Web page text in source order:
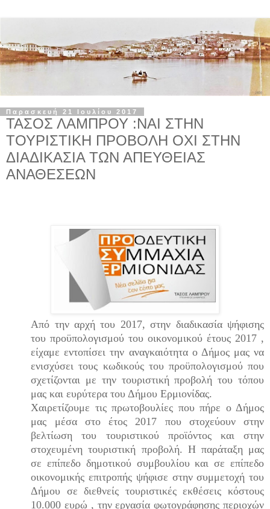
Παρασκευή 21 Ιουλίου 2017
ΤΑΣΟΣ ΛΑΜΠΡΟΥ :ΝΑΙ ΣΤΗΝ
ΤΟΥΡΙΣΤΙΚΗ ΠΡΟΒΟΛΗ ΟΧΙ ΣΤΗΝ
ΔΙΑΔΙΚΑΣΙΑ ΤΩΝ ΑΠΕΥΘΕΙΑΣ
ΑΝΑΘΕΣΕΩΝ
Από την αρχή του 2017, στην διαδικασία ψήφισης
του προϋπολογισμού του οικονομικού έτους 2017 ,
είχαμε εντοπίσει την αναγκαιότητα ο Δήμος μας να
ενισχύσει τους κωδικούς του προϋπολογισμού που
σχετίζονται με την τουριστική προβολή του τόπου
μας και ευρύτερα του Δήμου Ερμιονίδας.
Χαιρετίζουμε τις πρωτοβουλίες που πήρε ο Δήμος
μας μέσα στο έτος 2017 που στοχεύουν στην
βελτίωση του τουριστικού προϊόντος και στην
στοχευμένη τουριστική προβολή. Η παράταξη μας
σε επίπεδο δημοτικού συμβουλίου και σε επίπεδο
οικονομικής επιτροπής ψήφισε στην συμμετοχή του
Δήμου σε διεθνείς τουριστικές εκθέσεις κόστους
10.000 ευρώ , την εργασία φωτογράφησης περιοχών